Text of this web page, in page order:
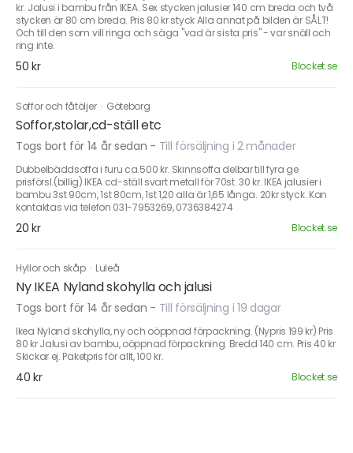
kr. Jalusi i bambu från IKEA. Sex stycken jalusier 140 cm breda och två
stycken är 80 cm breda. Pris 80 kr styck Alla annat på bilden är SÅLT!
Och till den som vill ringa och säga "vad är sista pris" - var snäll och
ring inte.
50 kr Blocket.se
Soffor och fåtöljer · Göteborg
Soffor,stolar,cd-ställ etc
Togs bort för 14 år sedan - Till försäljning i 2 månader
Dubbelbäddsoffa i furu ca.500 kr. Skinnsoffa delbar till fyra ge
prisförsl.(billig) IKEA cd-ställ svart metall för 70st. 30 kr. IKEA jalusier i
bambu 3st 90cm, 1st 80cm, 1st 1,20 alla är 1,65 långa. 20kr styck. Kan
kontaktas via telefon 031-7953269, 0736384274
20 kr Blocket.se
Hyllor och skåp · Luleå
Ny IKEA Nyland skohylla och jalusi
Togs bort för 14 år sedan - Till försäljning i 19 dagar
Ikea Nyland skohylla, ny och oöppnad förpackning. (Nypris 199 kr) Pris
80 kr Jalusi av bambu, oöppnad förpackning. Bredd 140 cm. Pris 40 kr
Skickar ej. Paketpris för allt, 100 kr.
40 kr Blocket.se